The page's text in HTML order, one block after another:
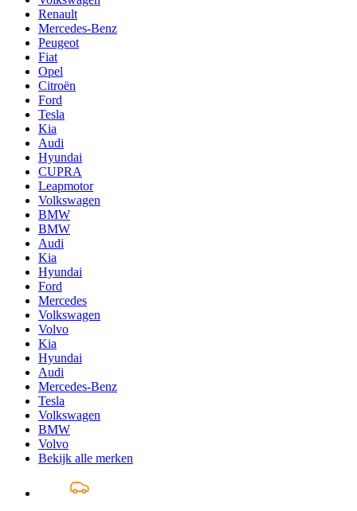
Renault
Mercedes-Benz
Peugeot
Fiat
Opel
Citroën
Ford
Tesla
Kia
Audi
Hyundai
CUPRA
Leapmotor
Volkswagen
BMW
BMW
Audi
Kia
Hyundai
Ford
Mercedes
Volkswagen
Volvo
Kia
Hyundai
Audi
Mercedes-Benz
Tesla
Volkswagen
BMW
Volvo
Bekijk alle merken